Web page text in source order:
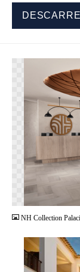
PNG
NH Collection